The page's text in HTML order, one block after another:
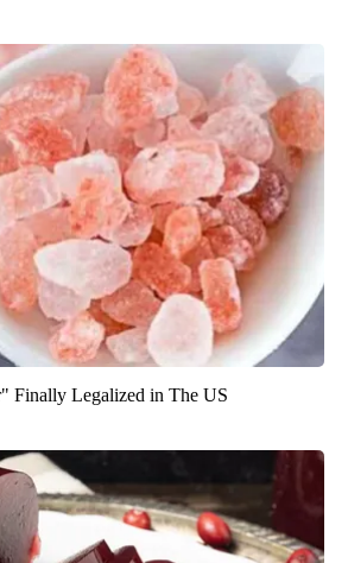
Finally Legalized in The US